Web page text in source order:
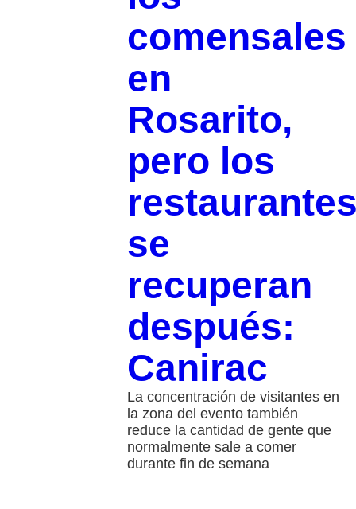
comensales
en
Rosarito,
pero los
se
recuperan
después:
Canirac
La concentración de visitantes en
la zona del evento también
reduce la cantidad de gente que
normalmente sale a comer
durante fin de semana